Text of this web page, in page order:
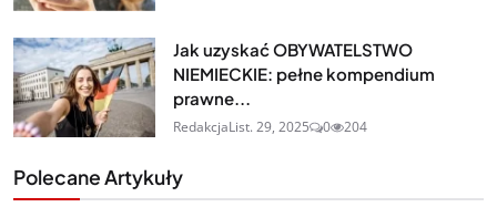
Jak uzyskać OBYWATELSTWO
NIEMIECKIE: pełne kompendium
prawne...
RedakcjaList. 29, 2025 0 204
Polecane Artykuły